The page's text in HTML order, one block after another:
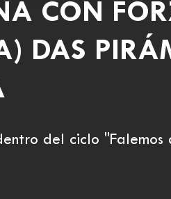
CON
DAS
del ciclo "Falemos